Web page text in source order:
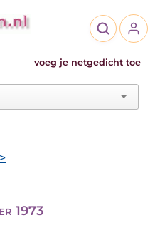
voeg je netgedicht toe
1973